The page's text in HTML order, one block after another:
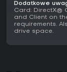
Dodatkowe
Card: DirectX®
and Client on
requirements.
drive space.